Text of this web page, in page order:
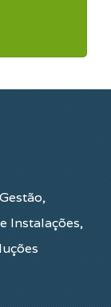
Instalações,